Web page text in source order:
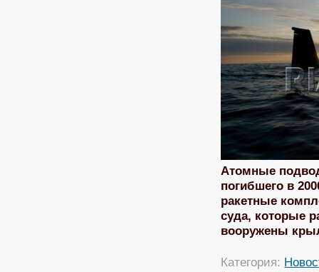
Атомные
погибшего в
ракетные
суда, которые
вооружены
Категория: